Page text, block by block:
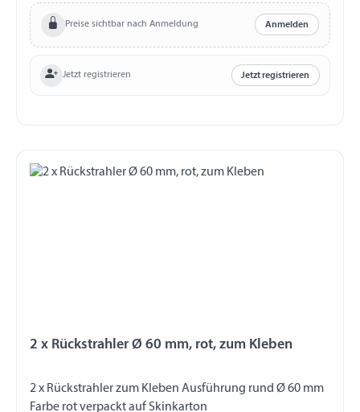
Preise sichtbar nach Anmeldung Anmelden
Jetzt registrieren Jetzt registrieren
2 x Rückstrahler Ø 60 mm, rot, zum Kleben
2 x Rückstrahler zum Kleben Ausführung rund Ø 60 mm
Farbe rot verpackt auf Skinkarton